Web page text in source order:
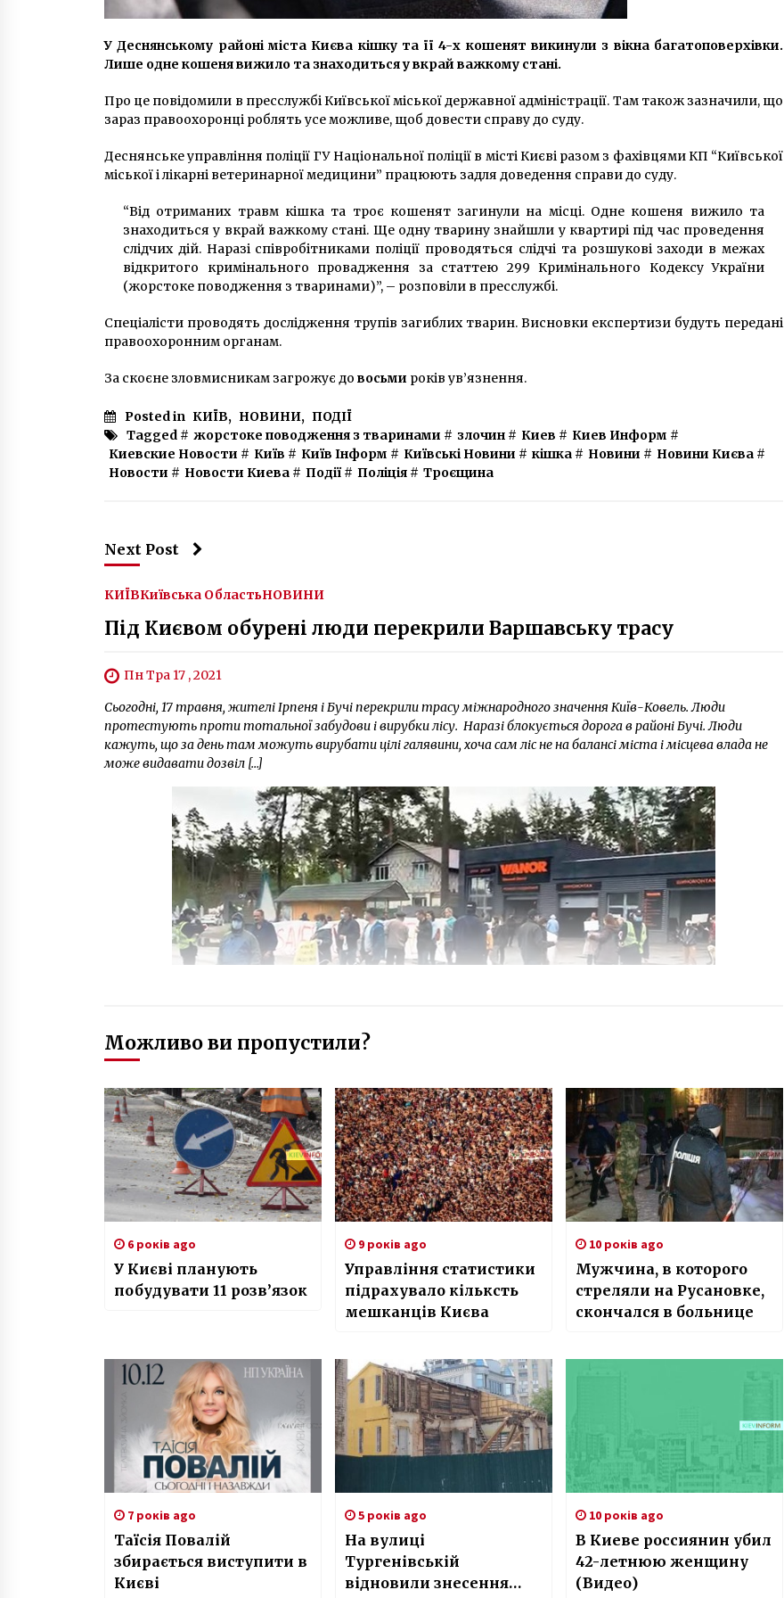
У Деснянському районі міста Києва кішку та її 4-х кошенят викинули з вікна багатоповерхівки.
Лише одне кошеня вижило та знаходиться у вкрай важкому стані.
Про це повідомили в пресслужбі Київської міської державної адміністрації. Там також зазначили, що
зараз правоохоронці роблять усе можливе, щоб довести справу до суду.
Деснянське управління поліції ГУ Національної поліції в місті Києві разом з фахівцями КП “Київської
міської і лікарні ветеринарної медицини” працюють задля доведення справи до суду.
“Від отриманих травм кішка та троє кошенят загинули на місці. Одне кошеня вижило та
знаходиться у вкрай важкому стані. Ще одну тварину знайшли у квартирі під час проведення
слідчих дій. Наразі співробітниками поліції проводяться слідчі та розшукові заходи в межах
відкритого кримінального провадження за статтею 299 Кримінального Кодексу України
(жорстоке поводження з тваринами)”, – розповіли в пресслужбі.
Спеціалісти проводять дослідження трупів загиблих тварин. Висновки експертизи будуть передані
правоохоронним органам.
За скоєне зловмисникам загрожує до восьми років ув’язнення.
Posted in КИЇВ, НОВИНИ, ПОДІЇ
Tagged # жорстоке поводження з тваринами # злочин # Киев # Киев Информ #
Киевские Новости # Київ # Київ Інформ # Київські Новини # кішка # Новини # Новини Києва #
Новости # Новости Киева # Події # Поліція # Троєщина
Next Post
КИЇВКиївська ОбластьНОВИНИ
Під Києвом обурені люди перекрили Варшавську трасу
Пн Тра 17 , 2021
Сьогодні, 17 травня, жителі Ірпеня і Бучі перекрили трасу міжнародного значення Київ-Ковель. Люди
протестують проти тотальної забудови і вирубки лісу. Наразі блокується дорога в районі Бучі. Люди
кажуть, що за день там можуть вирубати цілі галявини, хоча сам ліс не на балансі міста і місцева влада не
може видавати дозвіл […]
Можливо ви пропустили?
6 років ago
У Києві планують
побудувати 11 розв’язок
9 років ago
Управління статистики
підрахувало кільксть
мешканців Києва
10 років ago
Мужчина, в которого
стреляли на Русановке,
скончался в больнице
7 років ago
Таїсія Повалій
збирається виступити в
Києві
5 років ago
На вулиці
Тургенівській
відновили знесення
10 років ago
В Киеве россиянин убил
42-летнюю женщину
(Видео)